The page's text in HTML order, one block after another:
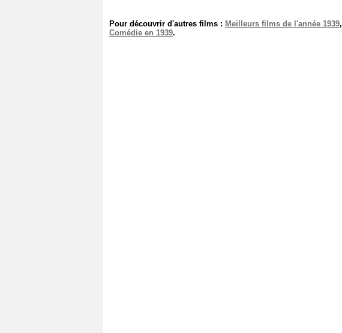
Pour découvrir d'autres films : Meilleurs films de l'année 1939,
Comédie en 1939.